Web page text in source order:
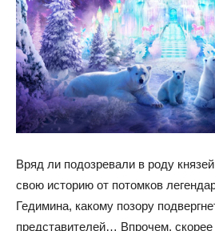
Вряд ли подозревали в роду
свою историю от потомков
Гедимина, какому позору
представителей… Впрочем,